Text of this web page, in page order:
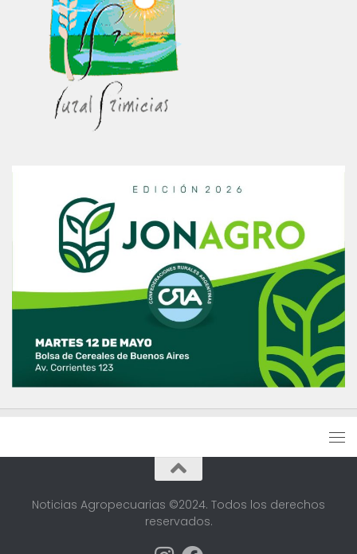
Noticias Agropecuarias ©2024. Todos los derechos
reservados.